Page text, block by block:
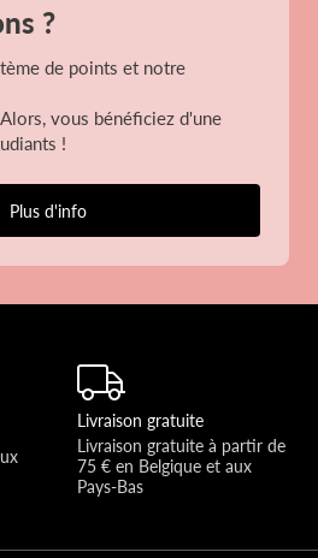
?
de points et notre
vous bénéficiez d'une
!
Plus d'info
Livraison gratuite
Livraison gratuite à partir de
75 € en Belgique et aux
Pays-Bas